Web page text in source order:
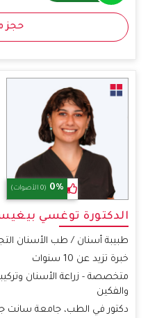
حجز
0% (0 الأصوات)
الدكتورة توغسي
طبيبة أسنان / طب الأسنان
خبرة تزيد عن 10 سنوات
متخصصة - زراعة الأسنان
والفكين
دكتور في الطب، جامعة سانت